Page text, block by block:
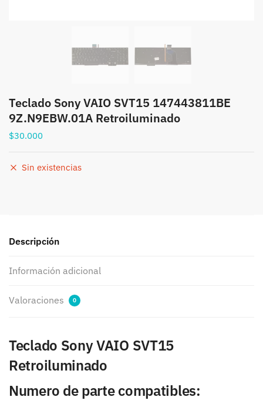
Teclado Sony VAIO SVT15 147443811BE
9Z.N9EBW.01A Retroiluminado
$30.000
Sin existencias
Descripción
Información adicional
Valoraciones 0
Teclado Sony VAIO SVT15
Retroiluminado
Numero de parte compatibles: